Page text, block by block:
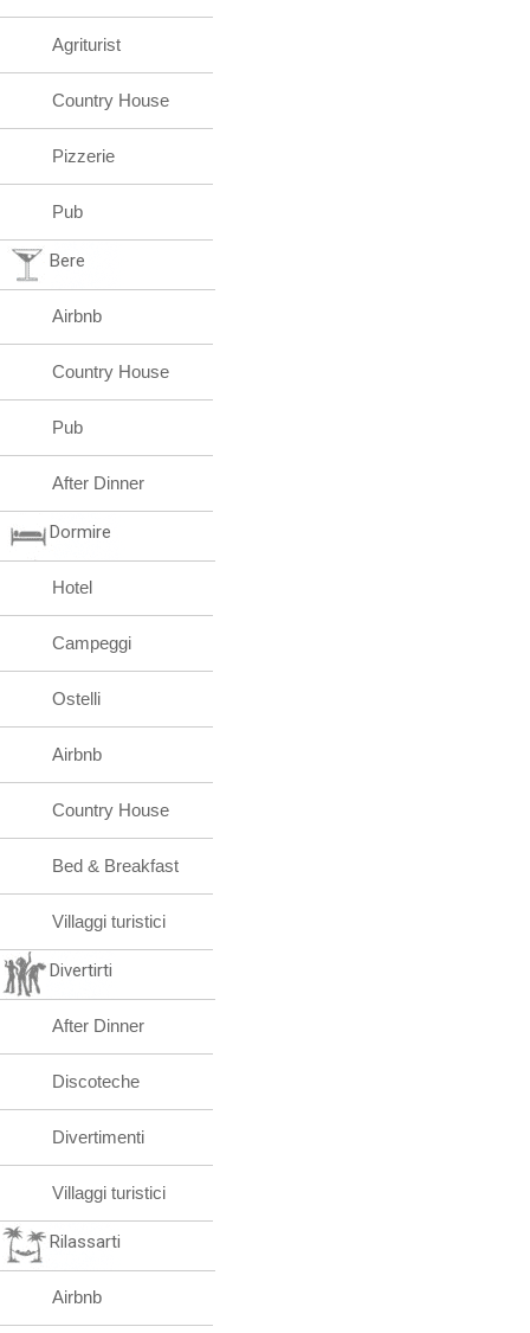
Agriturist
Country House
Pizzerie
Pub
Bere
Airbnb
Country House
Pub
After Dinner
Dormire
Hotel
Campeggi
Ostelli
Airbnb
Country House
Bed & Breakfast
Villaggi turistici
Divertirti
After Dinner
Discoteche
Divertimenti
Villaggi turistici
Rilassarti
Airbnb